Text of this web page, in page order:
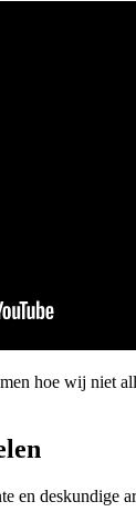
hoe wij niet
en